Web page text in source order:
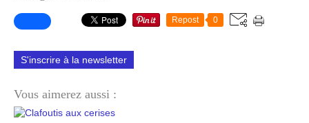
Repost 0
S'inscrire à la newsletter
Vous aimerez aussi :